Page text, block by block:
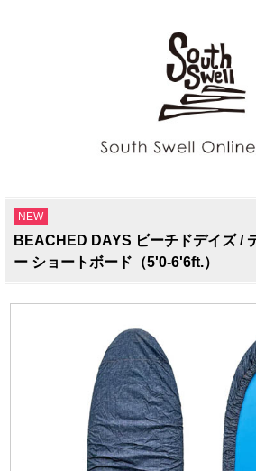
NEW
BEACHED DAYS ビーチドデイズ /
ー ショートボード（5'0-6'6ft.）